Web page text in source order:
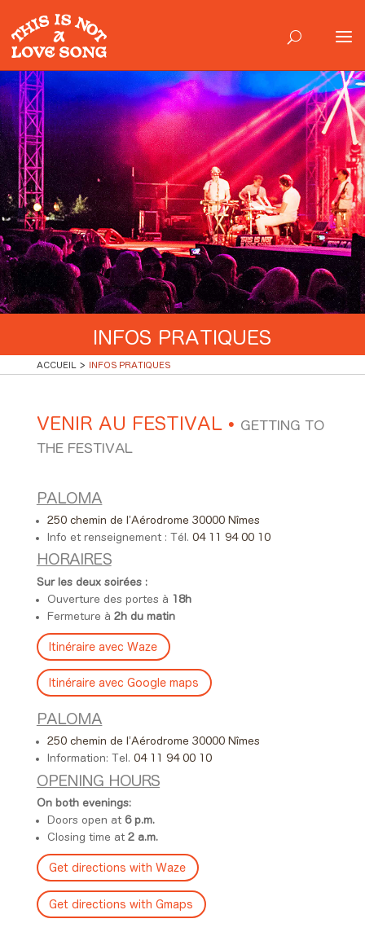
INFOS PRATIQUES
ACCUEIL INFOS PRATIQUES
VENIR AU FESTIVAL • GETTING TO
THE FESTIVAL
PALOMA
250 chemin de l’Aérodrome 30000 Nîmes
Info et renseignement : Tél. 04 11 94 00 10
HORAIRES
Sur les deux soirées :
Ouverture des portes à 18h
Fermeture à 2h du matin
Itinéraire avec Waze
Itinéraire avec Google maps
PALOMA
250 chemin de l’Aérodrome 30000 Nîmes
Information: Tel. 04 11 94 00 10
OPENING HOURS
On both evenings:
Doors open at 6 p.m.
Closing time at 2 a.m.
Get directions with Waze
Get directions with Gmaps